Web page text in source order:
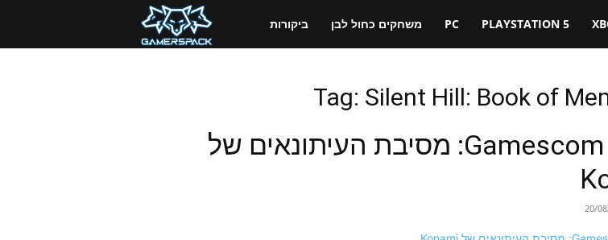
ביקורות משחקים כחול לבן PC PLAYSTATION 5
Tag: Silent Hill: Book of
Gamescom 2011: מסיבת העיתונאים של
20/